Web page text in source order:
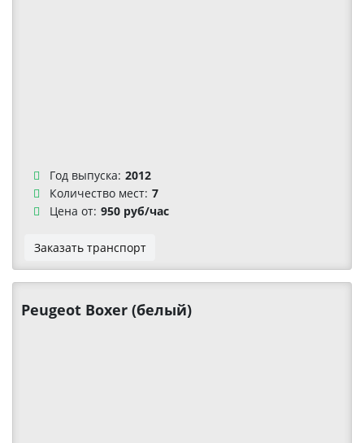
Год выпуска: 2012
Количество мест: 7
Цена от: 950 руб/час
Заказать транспорт
Peugeot Boxer (белый)